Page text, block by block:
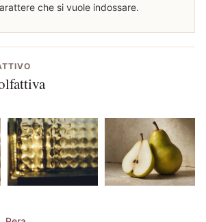
che si vuole indossare.